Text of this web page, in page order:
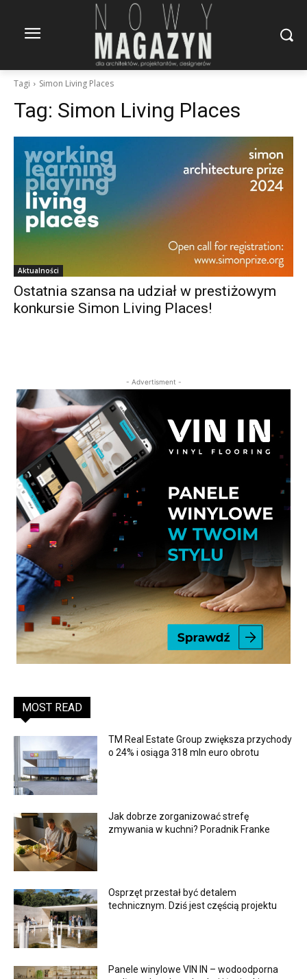
Tagi Simon Living Places
Tag: Simon Living Places
Aktualności
Ostatnia szansa na udział w prestiżowym
konkursie Simon Living Places!
- Advertisment -
MOST READ
TM Real Estate Group zwiększa przychody
o 24% i osiąga 318 mln euro obrotu
Jak dobrze zorganizować strefę
zmywania w kuchni? Poradnik Franke
Osprzęt przestał być detalem
technicznym. Dziś jest częścią projektu
Panele winylowe VIN IN – wodoodporna